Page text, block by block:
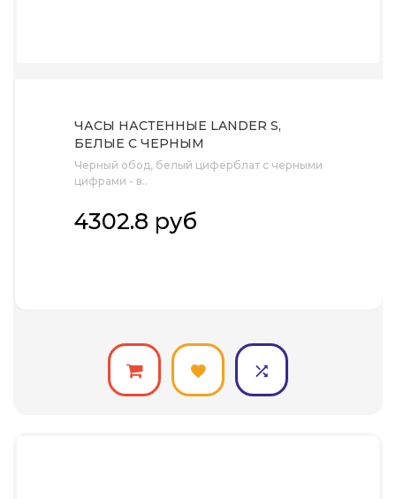
ЧАСЫ НАСТЕННЫЕ LANDER S,
БЕЛЫЕ С ЧЕРНЫМ
Черный обод, белый циферблат с черными
цифрами - в..
4302.8 руб